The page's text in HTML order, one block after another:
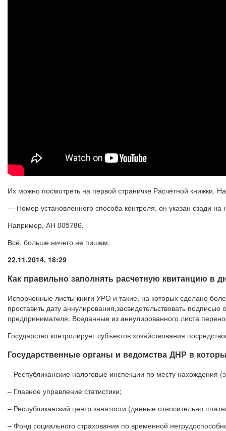
Их можно посмотреть на первой страничке Расчётной книжки.
— Номер установленного способа контроля: он указан сзади на
Например, АН 005786.
Всё, больше ничего не пишем.
22.11.2014, 18:29
Как правильно заполнять расчетную квитанцию в
Испорченные листы книги УРО и такие, на которых сделано
проставить дату аннулирования,засвидетельствовать
предпринимателя. Вседанные из аннулированного листа
Государство контролирует субъектов хозяйствования
Государственные органы и ведомства ДНР в
– Республиканские налоговые инспекции по месту нахождения
– Главное управление статистики;
– Республиканский центр занятости (данные относительно
– Фонд социального страхования по временной